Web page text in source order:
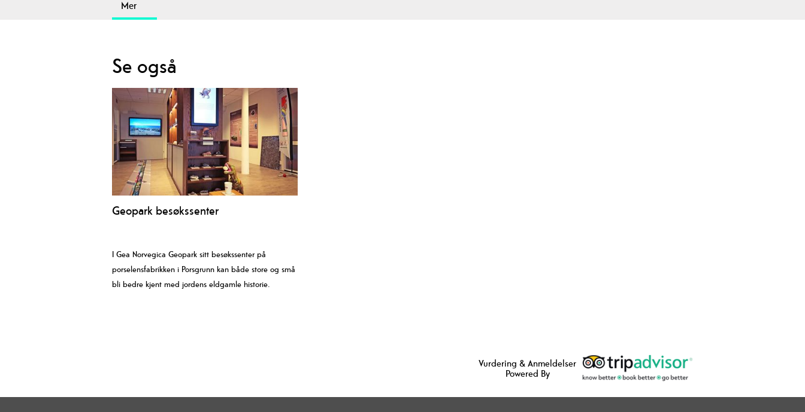
Mer
Se også
Geopark besøkssenter
I Gea Norvegica Geopark sitt besøkssenter på
porselensfabrikken i Porsgrunn kan både store og små
bli bedre kjent med jordens eldgamle historie.
Vurdering & Anmeldelser
Powered By